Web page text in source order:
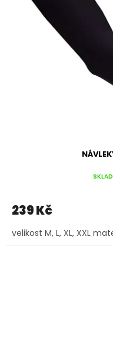
239 Kč
velikost M, L, XL, XXL